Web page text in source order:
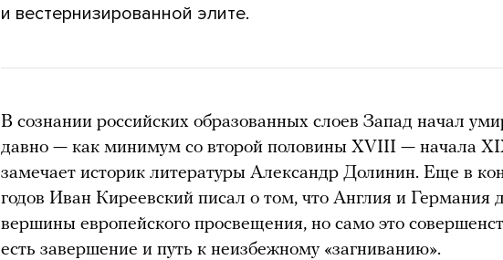
и вестернизированной элите.
В сознании российских образованных слоев Запад начал
давно — как минимум со второй половины XVIII — начала
замечает историк литературы Александр Долинин. Еще в
годов Иван Киреевский писал о том, что Англия и Германия
вершины европейского просвещения, но само это
есть завершение и путь к неизбежному «загниванию».